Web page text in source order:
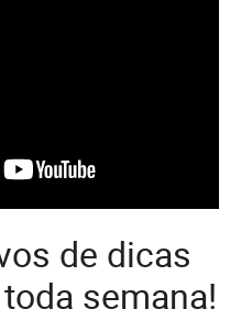
de dicas
semana!